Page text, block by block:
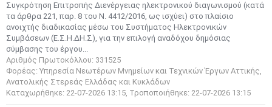
Συγκρότηση Επιτροπής Διενέργειας ηλεκτρονικού διαγωνισμού (κατά
τα άρθρα 221, παρ. 8 του Ν. 4412/2016, ως ισχύει) στο πλαίσιο
ανοιχτής διαδικασίας μέσω του Συστήματος Ηλεκτρονικών
Συμβάσεων (Ε.Σ.Η.ΔΗ.Σ), για την επιλογή αναδόχου δημόσιας
σύμβασης του έργου...
Αριθμός Πρωτοκόλλου: 331525
Φορέας: Υπηρεσία Νεωτέρων Μνημείων και Τεχνικών Έργων Αττικής,
Ανατολικής Στερεάς Ελλάδας και Κυκλάδων
Καταχωρήθηκε: 22-07-2026 13:15, Τροποποιήθηκε: 22-07-2026 13:15